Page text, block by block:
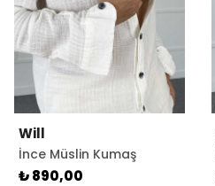
Will
İnce Müslin Kumaş
Gömlek Ekru Renk
₺ 890,00